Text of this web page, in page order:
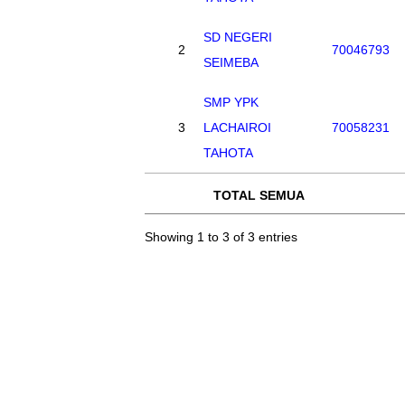
2
SD NEGERI
SEIMEBA
70046793
3
SMP YPK
LACHAIROI
TAHOTA
70058231
TOTAL SEMUA
Showing 1 to 3 of 3 entries